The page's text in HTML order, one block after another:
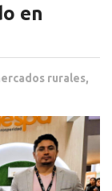
en
rurales,